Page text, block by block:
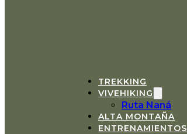
TREKKING
VIVEHIKING
Ruta Naná
ALTA MONTAÑA
ENTRENAMIENTOS